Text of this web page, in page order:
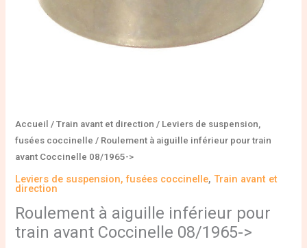
Accueil /Train avant et direction / Leviers de suspension,
fusées coccinelle / Roulement à aiguille inférieur pour train
avant Coccinelle 08/1965->
Leviers de suspension, fusées coccinelle,Train avant et
direction
Roulement à aiguille inférieur pour
train avant Coccinelle 08/1965->